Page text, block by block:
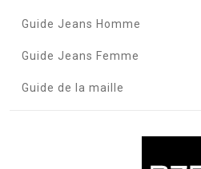
Guide Jeans Homme
Guide Jeans Femme
Guide de la maille